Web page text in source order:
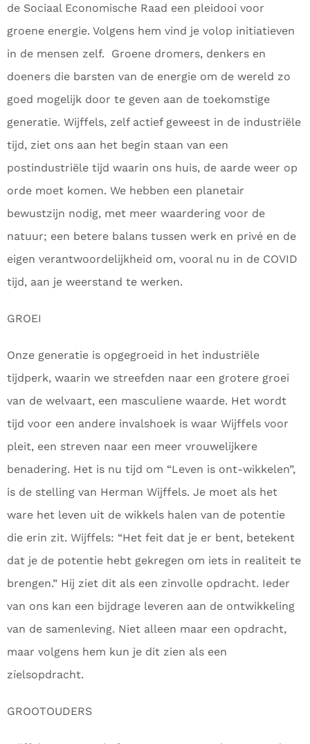
de Sociaal Economische Raad een pleidooi voor
groene energie. Volgens hem vind je volop initiatieven
in de mensen zelf. Groene dromers, denkers en
doeners die barsten van de energie om de wereld zo
goed mogelijk door te geven aan de toekomstige
generatie. Wijffels, zelf actief geweest in de industriële
tijd, ziet ons aan het begin staan van een
postindustriële tijd waarin ons huis, de aarde weer op
orde moet komen. We hebben een planetair
bewustzijn nodig, met meer waardering voor de
natuur; een betere balans tussen werk en privé en de
eigen verantwoordelijkheid om, vooral nu in de COVID
tijd, aan je weerstand te werken.
GROEI
Onze generatie is opgegroeid in het industriële
tijdperk, waarin we streefden naar een grotere groei
van de welvaart, een masculiene waarde. Het wordt
tijd voor een andere invalshoek is waar Wijffels voor
pleit, een streven naar een meer vrouwelijkere
benadering. Het is nu tijd om “Leven is ont-wikkelen”,
is de stelling van Herman Wijffels. Je moet als het
ware het leven uit de wikkels halen van de potentie
die erin zit. Wijffels: “Het feit dat je er bent, betekent
dat je de potentie hebt gekregen om iets in realiteit te
brengen.” Hij ziet dit als een zinvolle opdracht. Ieder
van ons kan een bijdrage leveren aan de ontwikkeling
van de samenleving. Niet alleen maar een opdracht,
maar volgens hem kun je dit zien als een
zíelsopdracht.
GROOTOUDERS